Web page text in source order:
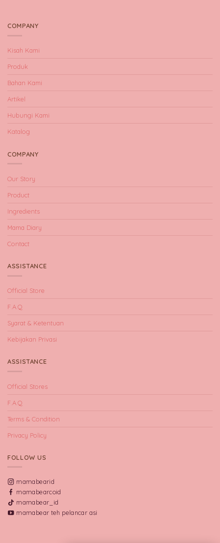
COMPANY
Kisah Kami
Produk
Bahan Kami
Artikel
Hubungi Kami
Katalog
COMPANY
Our Story
Product
Ingredients
Mama Diary
Contact
ASSISTANCE
Official Store
F.A.Q
Syarat & Ketentuan
Kebijakan Privasi
ASSISTANCE
Official Stores
F.A.Q
Terms & Condition
Privacy Policy
FOLLOW US
mamabearid
mamabearcoid
mamabear_id
mamabear teh pelancar asi